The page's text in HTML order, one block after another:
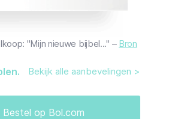
"Mijn nieuwe bijbel..." – Bron
Bestel op Bol.com
Bekijk alle aanbevelingen >